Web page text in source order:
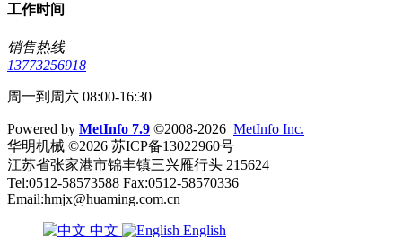
工作时间
销售热线
13773256918
周一到周六 08:00-16:30
Powered by MetInfo 7.9 ©2008-2026 MetInfo Inc.
华明机械 ©2026 苏ICP备13022960号
江苏省张家港市锦丰镇三兴雁行头 215624
Tel:0512-58573588 Fax:0512-58570336
Email:hmjx@huaming.com.cn
中文 English